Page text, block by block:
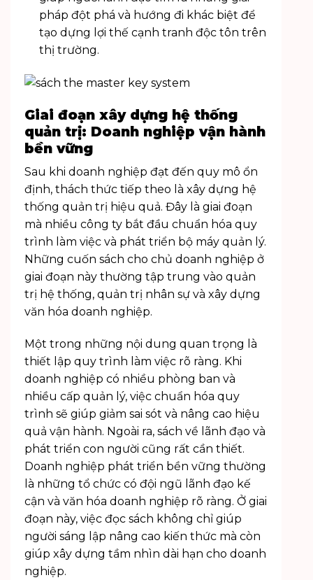
pháp đột phá và hướng đi khác biệt để
tạo dựng lợi thế cạnh tranh độc tôn trên
thị trường.
Giai đoạn xây dựng hệ thống
quản trị: Doanh nghiệp vận hành
bền vững
Sau khi doanh nghiệp đạt đến quy mô ổn
định, thách thức tiếp theo là xây dựng hệ
thống quản trị hiệu quả. Đây là giai đoạn
mà nhiều công ty bắt đầu chuẩn hóa quy
trình làm việc và phát triển bộ máy quản lý.
Những cuốn sách cho chủ doanh nghiệp ở
giai đoạn này thường tập trung vào quản
trị hệ thống, quản trị nhân sự và xây dựng
văn hóa doanh nghiệp.
Một trong những nội dung quan trọng là
thiết lập quy trình làm việc rõ ràng. Khi
doanh nghiệp có nhiều phòng ban và
nhiều cấp quản lý, việc chuẩn hóa quy
trình sẽ giúp giảm sai sót và nâng cao hiệu
quả vận hành. Ngoài ra, sách về lãnh đạo và
phát triển con người cũng rất cần thiết.
Doanh nghiệp phát triển bền vững thường
là những tổ chức có đội ngũ lãnh đạo kế
cận và văn hóa doanh nghiệp rõ ràng. Ở giai
đoạn này, việc đọc sách không chỉ giúp
người sáng lập nâng cao kiến thức mà còn
giúp xây dựng tầm nhìn dài hạn cho doanh
nghiệp.